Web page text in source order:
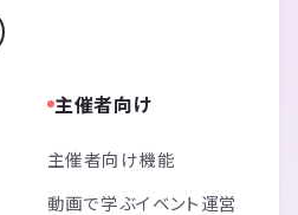
主催者向け
主催者向け機能
動画で学ぶイベント運営